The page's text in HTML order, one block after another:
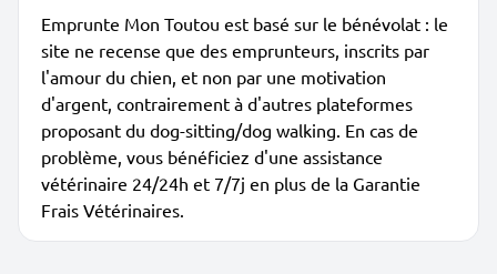
Emprunte Mon Toutou est basé sur le bénévolat : le
site ne recense que des emprunteurs, inscrits par
l'amour du chien, et non par une motivation
d'argent, contrairement à d'autres plateformes
proposant du dog-sitting/dog walking. En cas de
problème, vous bénéficiez d'une assistance
vétérinaire 24/24h et 7/7j en plus de la Garantie
Frais Vétérinaires.